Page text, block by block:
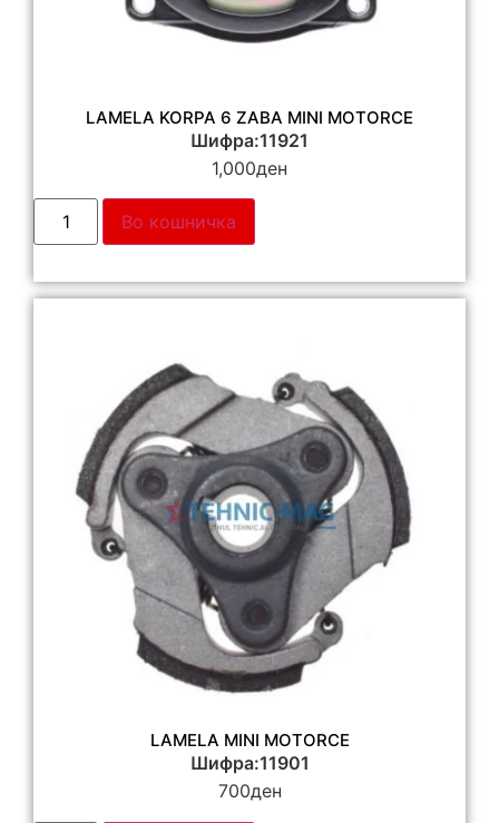
LAMELA KORPA 6 ZABA MINI MOTORCE
Шифра:11921
1,000ден
Во кошничка
LAMELA MINI MOTORCE
Шифра:11901
700ден